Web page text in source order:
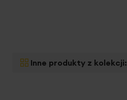
Inne produkty z kolekcji: